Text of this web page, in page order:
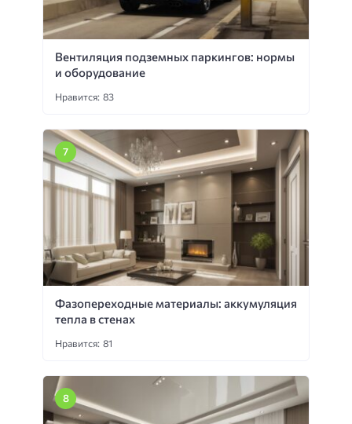
Вентиляция подземных паркингов: нормы
и оборудование
Нравится: 83
Фазопереходные материалы: аккумуляция
тепла в стенах
Нравится: 81